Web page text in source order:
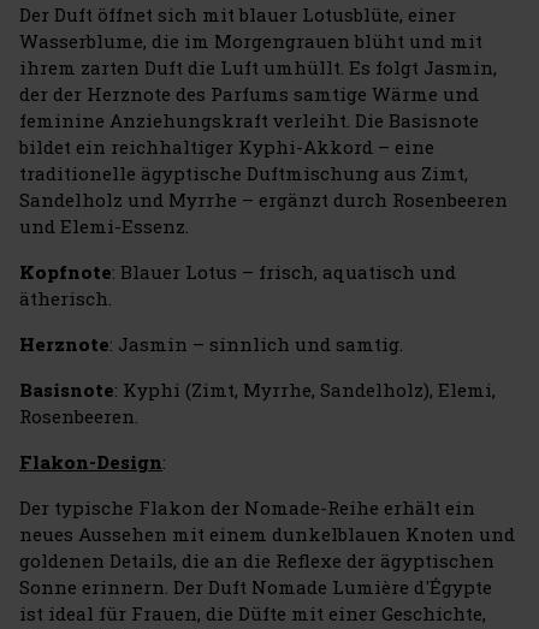
Der Duft öffnet sich mit blauer Lotusblüte, einer
Wasserblume, die im Morgengrauen blüht und mit
ihrem zarten Duft die Luft umhüllt. Es folgt Jasmin,
der der Herznote des Parfums samtige Wärme und
feminine Anziehungskraft verleiht. Die Basisnote
bildet ein reichhaltiger Kyphi-Akkord – eine
traditionelle ägyptische Duftmischung aus Zimt,
Sandelholz und Myrrhe – ergänzt durch Rosenbeeren
und Elemi-Essenz.
Kopfnote: Blauer Lotus – frisch, aquatisch und
ätherisch.
Herznote: Jasmin – sinnlich und samtig.
Basisnote: Kyphi (Zimt, Myrrhe, Sandelholz), Elemi,
Rosenbeeren.
Flakon-Design:
Der typische Flakon der Nomade-Reihe erhält ein
neues Aussehen mit einem dunkelblauen Knoten und
goldenen Details, die an die Reflexe der ägyptischen
Sonne erinnern. Der Duft Nomade Lumière d'Égypte
ist ideal für Frauen, die Düfte mit einer Geschichte,